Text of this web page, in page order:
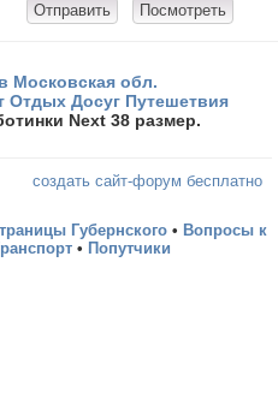
Московская обл.
Отдых Досуг Путешетвия
Next 38 размер.
создать сайт-форум бесплатно
Губернского • Вопросы к
• Попутчики